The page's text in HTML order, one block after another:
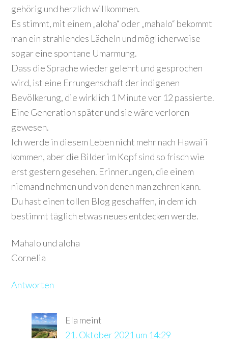
gehörig und herzlich willkommen.
Es stimmt, mit einem „aloha“ oder „mahalo“ bekommt
man ein strahlendes Lächeln und möglicherweise
sogar eine spontane Umarmung.
Dass die Sprache wieder gelehrt und gesprochen
wird, ist eine Errungenschaft der indigenen
Bevölkerung, die wirklich 1 Minute vor 12 passierte.
Eine Generation später und sie wäre verloren
gewesen.
Ich werde in diesem Leben nicht mehr nach Hawai´i
kommen, aber die Bilder im Kopf sind so frisch wie
erst gestern gesehen. Erinnerungen, die einem
niemand nehmen und von denen man zehren kann.
Du hast einen tollen Blog geschaffen, in dem ich
bestimmt täglich etwas neues entdecken werde.
Mahalo und aloha
Cornelia
Antworten
Ela meint
21. Oktober 2021 um 14:29